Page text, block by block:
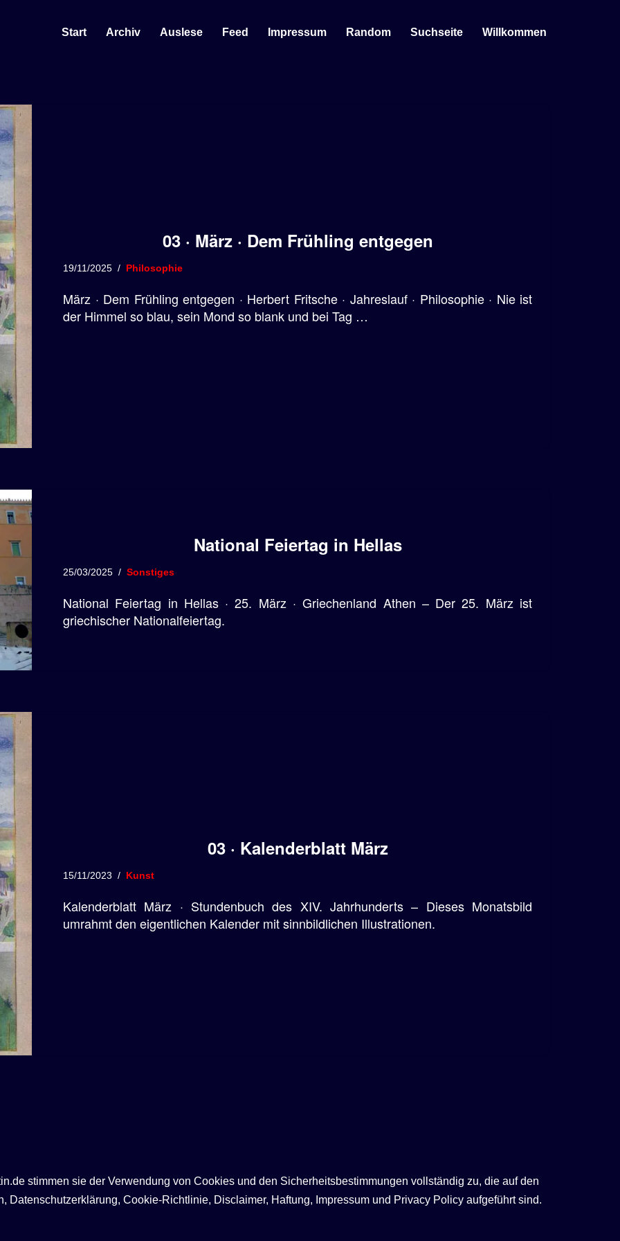
Start Archiv Auslese Feed Impressum Random Suchseite Willkommen
03 · März · Dem Frühling entgegen
19/11/2025 Philosophie
März · Dem Frühling entgegen · Herbert Fritsche · Jahreslauf · Philosophie · Nie ist
der Himmel so blau, sein Mond so blank und bei Tag …
National Feiertag in Hellas
25/03/2025 Sonstiges
National Feiertag in Hellas · 25. März · Griechenland Athen – Der 25. März ist
griechischer Nationalfeiertag.
03 · Kalenderblatt März
15/11/2023 Kunst
Kalenderblatt März · Stundenbuch des XIV. Jahrhunderts – Dieses Monatsbild
umrahmt den eigentlichen Kalender mit sinnbildlichen Illustrationen.
stimmen sie der Verwendung von Cookies und den Sicherheitsbestimmungen vollständig zu, die auf den
Datenschutzerklärung, Cookie-Richtlinie, Disclaimer, Haftung, Impressum und Privacy Policy aufgeführt sind.